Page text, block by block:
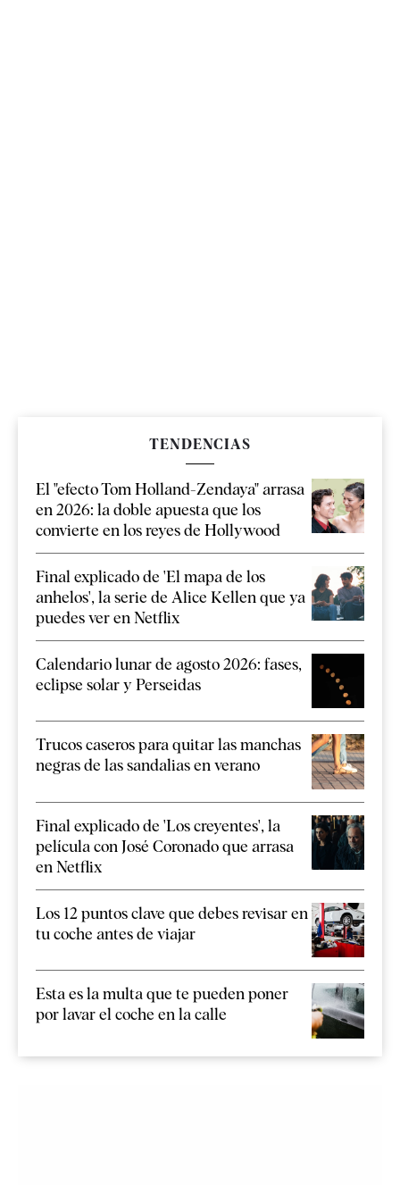
TENDENCIAS
El "efecto Tom Holland-Zendaya" arrasa
en 2026: la doble apuesta que los
convierte en los reyes de Hollywood
Final explicado de 'El mapa de los
anhelos', la serie de Alice Kellen que ya
puedes ver en Netflix
Calendario lunar de agosto 2026: fases,
eclipse solar y Perseidas
Trucos caseros para quitar las manchas
negras de las sandalias en verano
Final explicado de 'Los creyentes', la
película con José Coronado que arrasa
en Netflix
Los 12 puntos clave que debes revisar en
tu coche antes de viajar
Esta es la multa que te pueden poner
por lavar el coche en la calle